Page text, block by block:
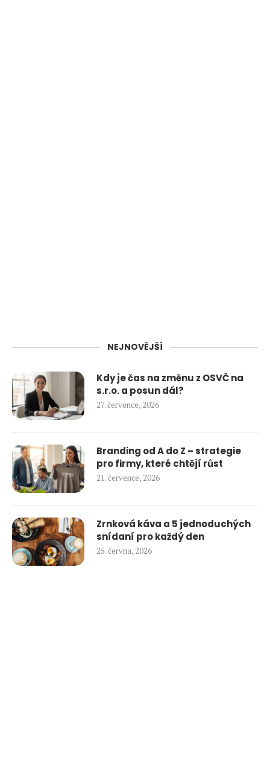
NEJNOVĚJŠÍ
Kdy je čas na změnu z OSVČ na
s.r.o. a posun dál?
27. července, 2026
Branding od A do Z – strategie
pro firmy, které chtějí růst
21. července, 2026
Zrnková káva a 5 jednoduchých
snídaní pro každý den
25. června, 2026